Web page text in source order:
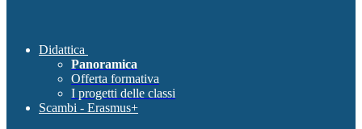
Didattica
Panoramica
Offerta formativa
I progetti delle classi
Scambi - Erasmus+